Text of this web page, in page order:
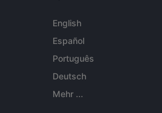
English
Español
Português
Deutsch
Mehr ...